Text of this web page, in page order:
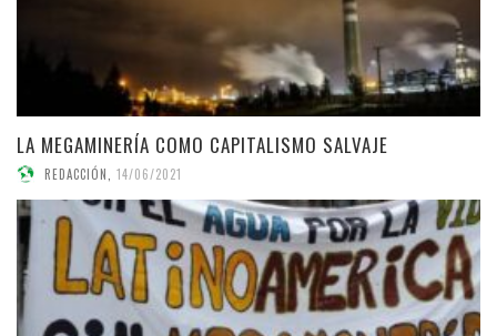
LA MEGAMINERÍA COMO CAPITALISMO SALVAJE
REDACCIÓN 14/06/2021